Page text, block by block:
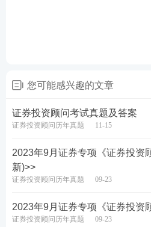
考后除关注真题答案，想必大
格分数线。考生可点击查看
合格分数线>>
推荐：证券从业考试精品资料
关注：2023年证券从业成绩查
新一轮证券从业备考已开启，
法提炼教材考点？不妨跟随讲
您可能感兴趣的文章
证券投资顾问考试真题及答案
证券投资顾问历年真题 11-15
2023年9月证券专项《证券投资
新)>>
证券投资顾问历年真题 09-23
2023年9月证券专项《证券投资
证券投资顾问历年真题 09-23